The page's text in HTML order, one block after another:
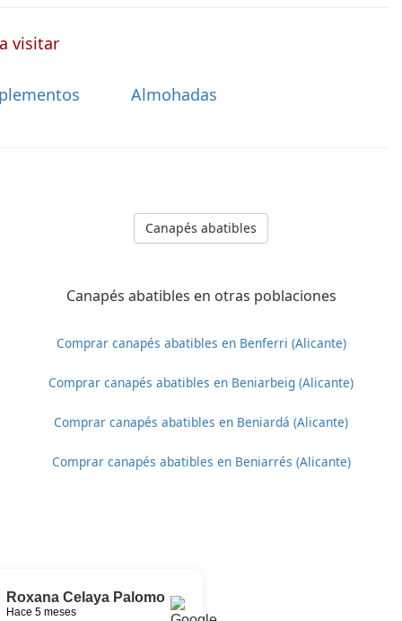
visitar
Almohadas
Canapés abatibles
Canapés abatibles en otras poblaciones
Comprar canapés abatibles en Benferri (Alicante)
Comprar canapés abatibles en Beniarbeig (Alicante)
Comprar canapés abatibles en Beniardá (Alicante)
Comprar canapés abatibles en Beniarrés (Alicante)
Roxana Celaya Palomo
Hace 5 meses